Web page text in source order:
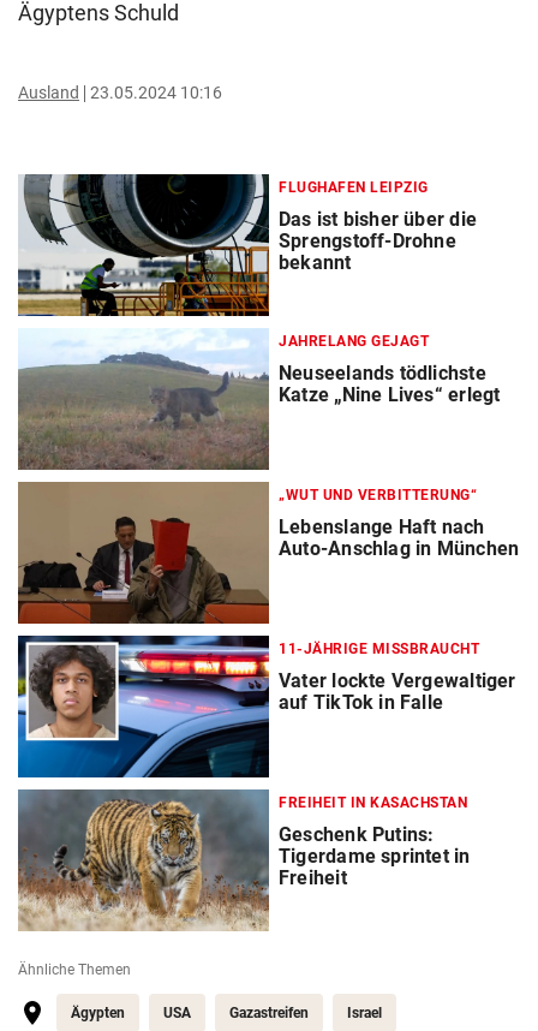
Ägyptens Schuld
Ausland 23.05.2024 10:16
FLUGHAFEN LEIPZIG
Das ist bisher über die
Sprengstoff-Drohne
bekannt
JAHRELANG GEJAGT
Neuseelands tödlichste
Katze „Nine Lives“ erlegt
„WUT UND VERBITTERUNG“
Lebenslange Haft nach
Auto-Anschlag in München
11-JÄHRIGE MISSBRAUCHT
Vater lockte Vergewaltiger
auf TikTok in Falle
FREIHEIT IN KASACHSTAN
Geschenk Putins:
Tigerdame sprintet in
Freiheit
Ähnliche Themen
Ägypten USA Gazastreifen Israel